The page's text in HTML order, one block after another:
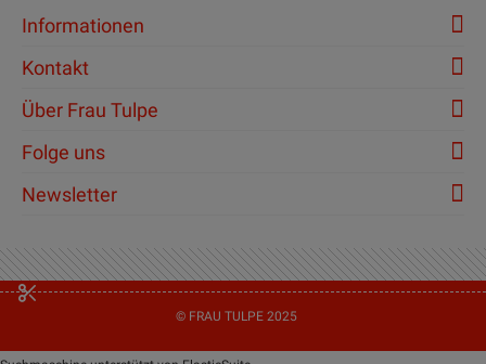
Informationen
Kontakt
Über Frau Tulpe
Folge uns
Newsletter
© FRAU TULPE 2025